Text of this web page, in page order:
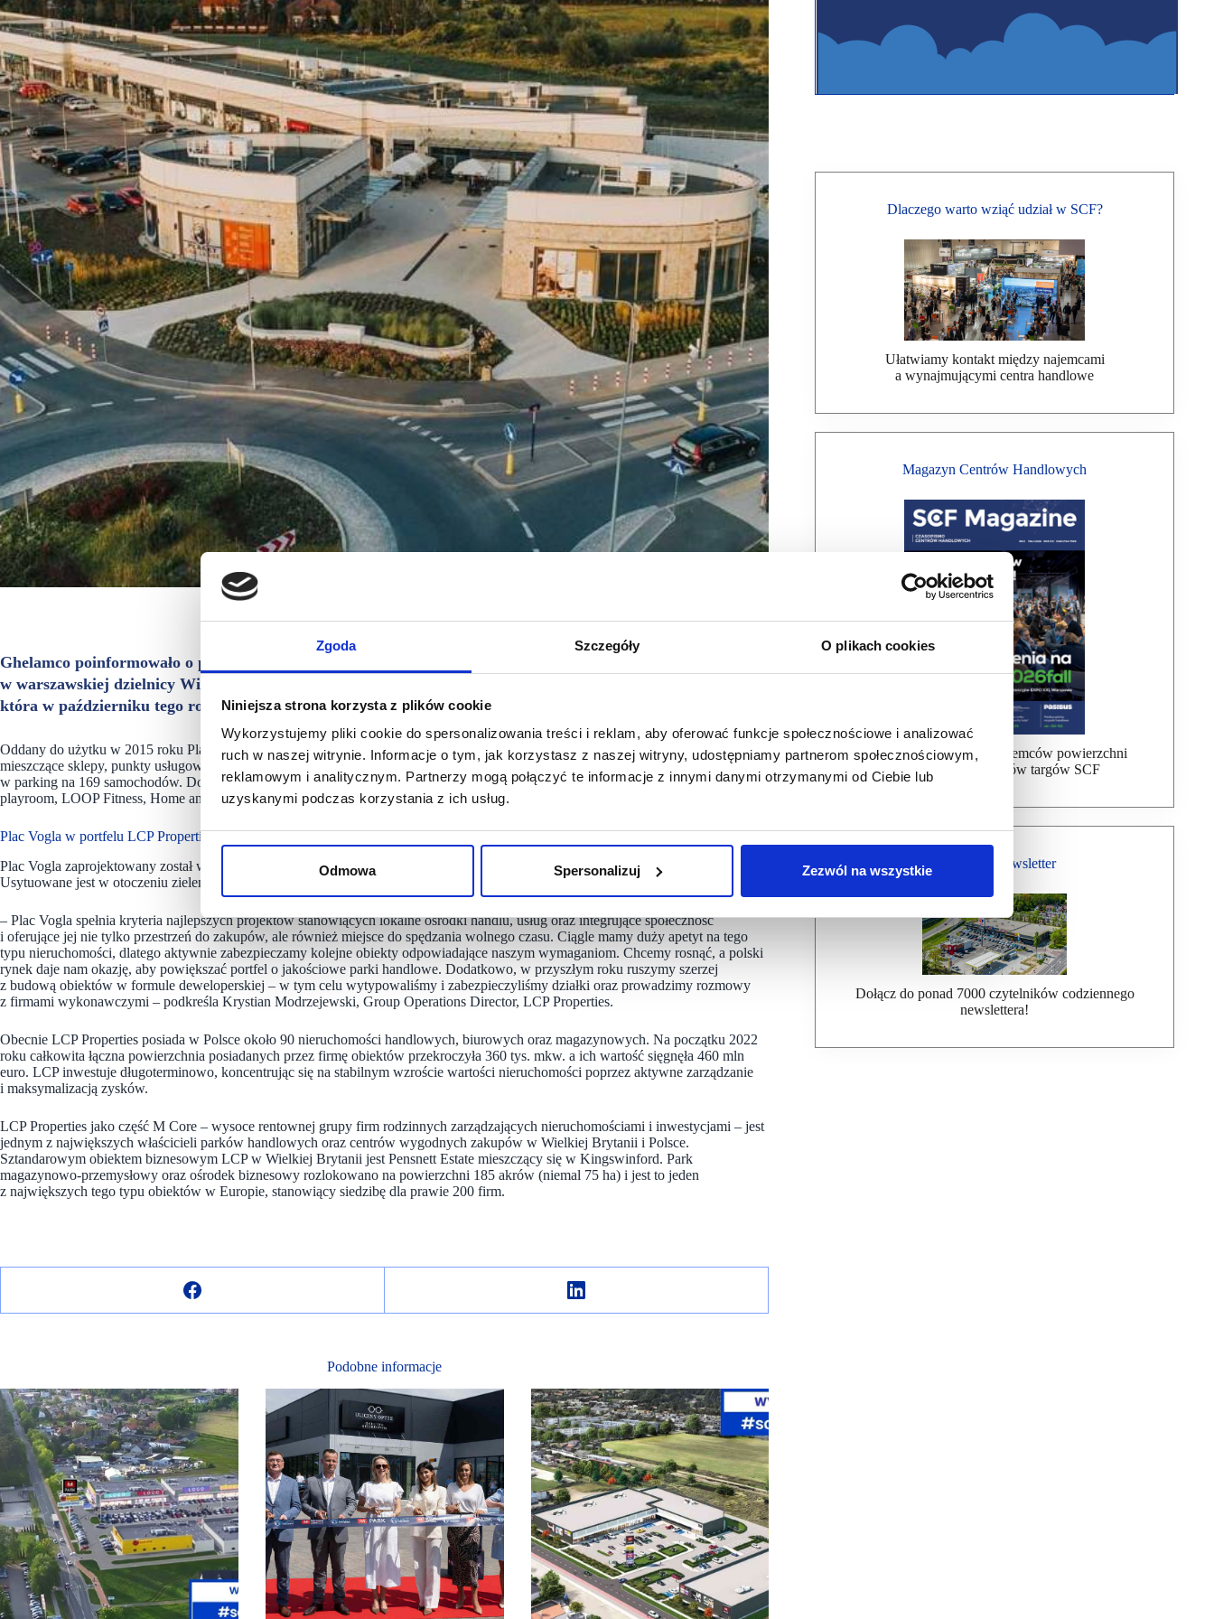
Zgoda Szczegóły O plikach cookies
Niniejsza strona korzysta z plików cookie
Wykorzystujemy pliki cookie do spersonalizowania treści i reklam, aby oferować funkcje społecznościowe i analizować
ruch w naszej witrynie. Informacje o tym, jak korzystasz z naszej witryny, udostępniamy partnerom społecznościowym,
reklamowym i analitycznym. Partnerzy mogą połączyć te informacje z innymi danymi otrzymanymi od Ciebie lub
uzyskanymi podczas korzystania z ich usług.
Odmowa Spersonalizuj Zezwól na wszystkie
Ghelamco poinformowało o podpisaniu umowy sprzedaży Placu Vogla – popularnego ośrodka handlu i usług
w warszawskiej dzielnicy Wilanów. Nowym właścicielem obiektu została grupa inwestycyjna LCP Properties,
która w październiku tego roku nabyła od dewelopera także park handlowy Prochownia Łomianki.
Oddany do użytku w 2015 roku Plac Vogla posiada 5 tys. mkw. powierzchni handlowej i usługowej, na której znajdują się 24 lokale
mieszczące sklepy, punkty usługowe, restauracje, kawiarnie, przedszkole i miejskie centrum kultury, a także wyposażony jest
w parking na 169 samochodów. Do głównych najemców parku handlowego należą m.in. API Market, Rossmann, Hop Pop – children
playroom, LOOP Fitness, Home and Kitchen, Empik i Cosmedica.
Plac Vogla w portfelu LCP Properties
Plac Vogla zaprojektowany został w formacie lokalnego ośrodka handlu i usług o ulicznym charakterze oraz parterowej zabudowie.
Usytuowane jest w otoczeniu zieleni, przy ulicy Vogla, stając się ulubionym miejscem zakupów mieszkańców warszawskich Zawad.
– Plac Vogla spełnia kryteria najlepszych projektów stanowiących lokalne ośrodki handlu, usług oraz integrujące społeczność
i oferujące jej nie tylko przestrzeń do zakupów, ale również miejsce do spędzania wolnego czasu. Ciągle mamy duży apetyt na tego
typu nieruchomości, dlatego aktywnie zabezpieczamy kolejne obiekty odpowiadające naszym wymaganiom. Chcemy rosnąć, a polski
rynek daje nam okazję, aby powiększać portfel o jakościowe parki handlowe. Dodatkowo, w przyszłym roku ruszymy szerzej
z budową obiektów w formule deweloperskiej – w tym celu wytypowaliśmy i zabezpieczyliśmy działki oraz prowadzimy rozmowy
z firmami wykonawczymi – podkreśla Krystian Modrzejewski, Group Operations Director, LCP Properties.
Obecnie LCP Properties posiada w Polsce około 90 nieruchomości handlowych, biurowych oraz magazynowych. Na początku 2022
roku całkowita łączna powierzchnia posiadanych przez firmę obiektów przekroczyła 360 tys. mkw. a ich wartość sięgnęła 460 mln
euro. LCP inwestuje długoterminowo, koncentrując się na stabilnym wzroście wartości nieruchomości poprzez aktywne zarządzanie
i maksymalizacją zysków.
LCP Properties jako część M Core – wysoce rentownej grupy firm rodzinnych zarządzających nieruchomościami i inwestycjami – jest
jednym z największych właścicieli parków handlowych oraz centrów wygodnych zakupów w Wielkiej Brytanii i Polsce.
Sztandarowym obiektem biznesowym LCP w Wielkiej Brytanii jest Pensnett Estate mieszczący się w Kingswinford. Park
magazynowo-przemysłowy oraz ośrodek biznesowy rozlokowano na powierzchni 185 akrów (niemal 75 ha) i jest to jeden
z największych tego typu obiektów w Europie, stanowiący siedzibę dla prawie 200 firm.
Podobne informacje
Dlaczego warto wziąć udział w SCF?
Ułatwiamy kontakt między najemcami
a wynajmującymi centra handlowe
Magazyn Centrów Handlowych
Bezpłatna wysyłka dla najemców powierzchni
handlowej, uczestników targów SCF
Bezpłatny Newsletter
Dołącz do ponad 7000 czytelników codziennego
newslettera!